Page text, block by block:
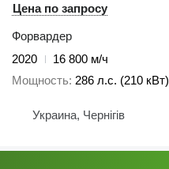
Цена по запросу
Форвардер
2020
16 800 м/ч
Мощность 286 л.с. (210 кВт)
Украина, Чернігів